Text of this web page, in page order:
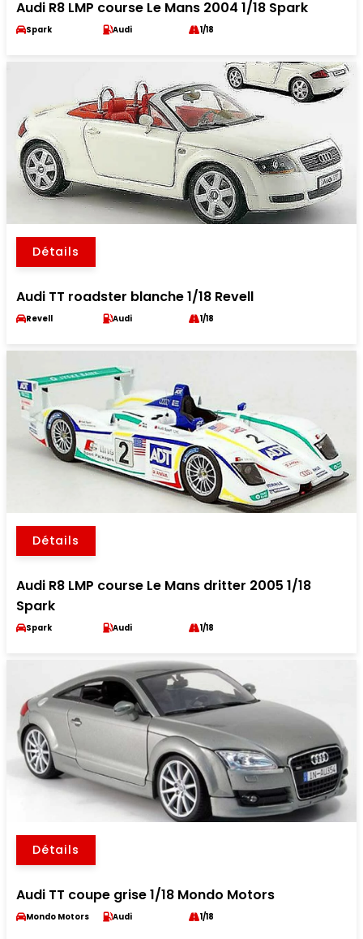
Audi R8 LMP course Le Mans 2004 1/18 Spark
Spark Audi 1/18
Détails
Audi TT roadster blanche 1/18 Revell
Revell Audi 1/18
Détails
Audi R8 LMP course Le Mans dritter 2005 1/18
Spark
Spark Audi 1/18
Détails
Audi TT coupe grise 1/18 Mondo Motors
Mondo Motors Audi 1/18